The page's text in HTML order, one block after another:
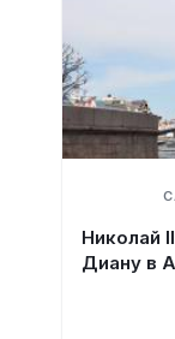
Николай
Диану в